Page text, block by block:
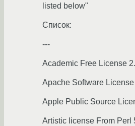
listed below"
Список:
---
Academic Free License
Apache Software
Apple Public Source
Artistic license From Perl